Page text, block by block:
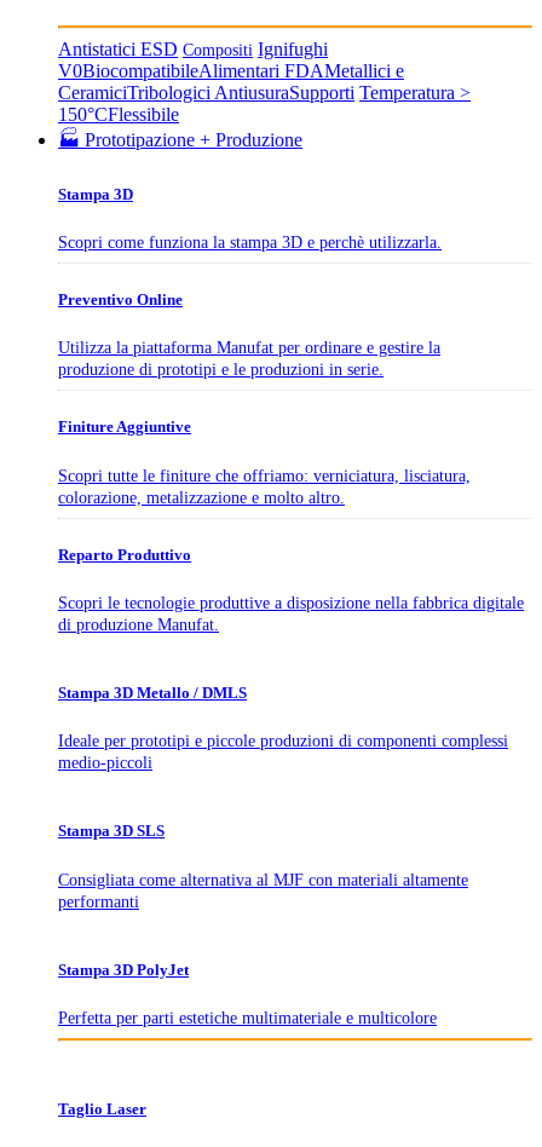
Antistatici ESD Compositi Ignifughi
V0BiocompatibileAlimentari FDAMetallici e
CeramiciTribologici AntiusuraSupporti Temperatura >
150°CFlessibile
🏭 Prototipazione + Produzione
Stampa 3D
Scopri come funziona la stampa 3D e perchè utilizzarla.
Preventivo Online
Utilizza la piattaforma Manufat per ordinare e gestire la
produzione di prototipi e le produzioni in serie.
Finiture Aggiuntive
Scopri tutte le finiture che offriamo: verniciatura, lisciatura,
colorazione, metalizzazione e molto altro.
Reparto Produttivo
Scopri le tecnologie produttive a disposizione nella fabbrica digitale
di produzione Manufat.
Stampa 3D Metallo / DMLS
Ideale per prototipi e piccole produzioni di componenti complessi
medio-piccoli
Stampa 3D SLS
Consigliata come alternativa al MJF con materiali altamente
performanti
Stampa 3D PolyJet
Perfetta per parti estetiche multimateriale e multicolore
Taglio Laser